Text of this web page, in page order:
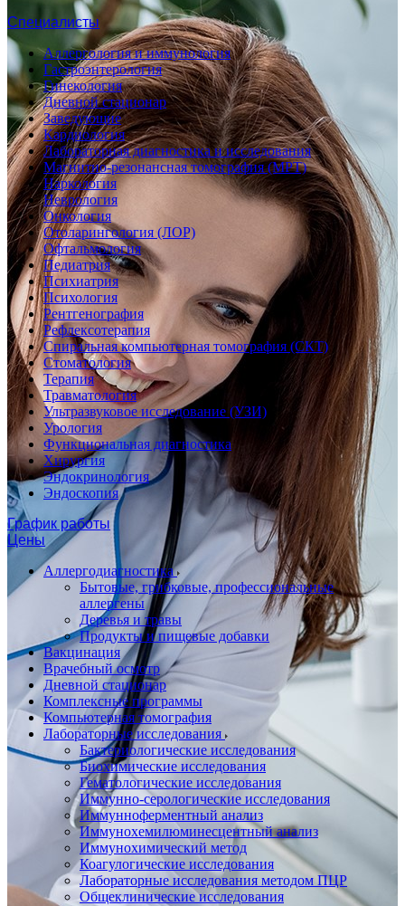
Специалисты
Аллергология и иммунология
Гастроэнтерология
Гинекология
Дневной стационар
Заведующие
Кардиология
Лабораторная диагностика и исследования
Магнитно-резонансная томография (МРТ)
Наркология
Неврология
Онкология
Отоларингология (ЛОР)
Офтальмология
Педиатрия
Психиатрия
Психология
Рентгенография
Рефлексотерапия
Спиральная компьютерная томография (СКТ)
Стоматология
Терапия
Травматология
Ультразвуковое исследование (УЗИ)
Урология
Функциональная диагностика
Хирургия
Эндокринология
Эндоскопия
График работы
Цены
Аллергодиагностика
Бытовые, грибковые, профессиональные
аллергены
Деревья и травы
Продукты и пищевые добавки
Вакцинация
Врачебный осмотр
Дневной стационар
Комплексные программы
Компьютерная томография
Лабораторные исследования
Бактериологические исследования
Биохимические исследования
Гематологические исследования
Иммунно-серологические исследования
Иммунноферментный анализ
Иммунохемилюминесцентный анализ
Иммунохимический метод
Коагулогические исследования
Лабораторные исследования методом ПЦР
Общеклинические исследования